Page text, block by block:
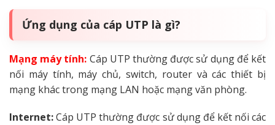
Ứng dụng của cáp UTP là gì?
Mạng máy tính: Cáp UTP thường được sử dụng để kết
nối máy tính, máy chủ, switch, router và các thiết bị
mạng khác trong mạng LAN hoặc mạng văn phòng.
Internet:Cáp UTP thường được sử dụng để kết nối các